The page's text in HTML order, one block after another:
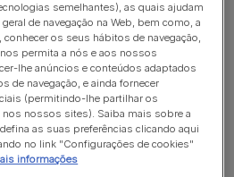
Adulto 1+ VITAL
VITAIS Rico em
4 ( 1vote)
semelhantes), as quais ajudam
de navegação na Web, bem como, a
os seus hábitos de navegação,
permita a nós e aos nossos
lhe anúncios e conteúdos adaptados
de navegação, e ainda fornecer
(permitindo-lhe partilhar os
nossos sites). Saiba mais sobre a
as suas preferências clicando aqui
no link "Configurações de cookies"
informações